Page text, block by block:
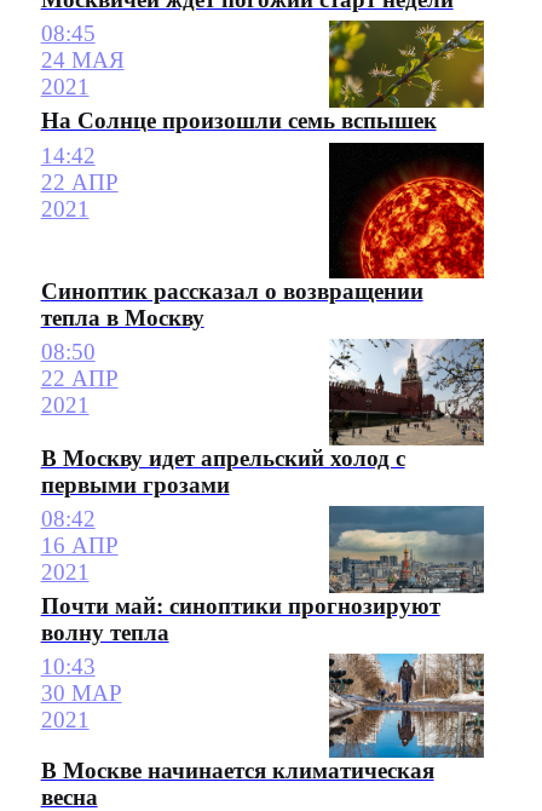
08:45
24 МАЯ
2021
На Солнце произошли семь вспышек
14:42
22 АПР
2021
Синоптик рассказал о возвращении
тепла в Москву
08:50
22 АПР
2021
В Москву идет апрельский холод с
первыми грозами
08:42
16 АПР
2021
Почти май: синоптики прогнозируют
волну тепла
10:43
30 МАР
2021
В Москве начинается климатическая
весна